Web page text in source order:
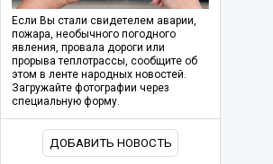
Если Вы стали свидетелем аварии,
пожара, необычного погодного
явления, провала дороги или
прорыва теплотрассы, сообщите об
этом в ленте народных новостей.
Загружайте фотографии через
специальную форму.
ДОБАВИТЬ НОВОСТЬ